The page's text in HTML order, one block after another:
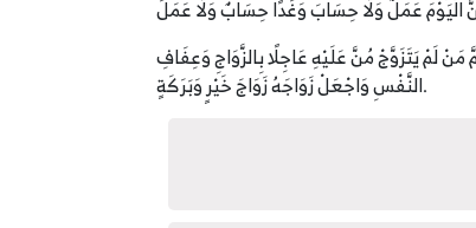
مَنْ لَمْ يَتَزَوَّجْ مُنَّ عَلَيْهِ عَاجِلًا بِالزَّوَاجِ وَعِفَافِ
النَّفْسِ وَاجْعَلْ زَوَاجَهُ زَوَاجَ خَيْرٍ وَبَرَكَةٍ.